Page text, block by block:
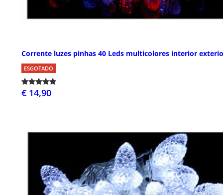
Corrente luzes pinhas 40 Leds multicolores interior
ESGOTADO
€ 14,90